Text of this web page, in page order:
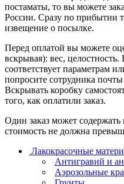
постаматы, то вы можете
России. Сразу по прибытии
извещение о посылке.
Перед оплатой вы можете
вскрывая): вес, целостность.
соответствует параметрам
попросите сотрудника
Вскрывать коробку
того, как оплатили заказ.
Один заказ может
стоимость не должна
Лакокрасочные
Антигравий и
Аэрозольные